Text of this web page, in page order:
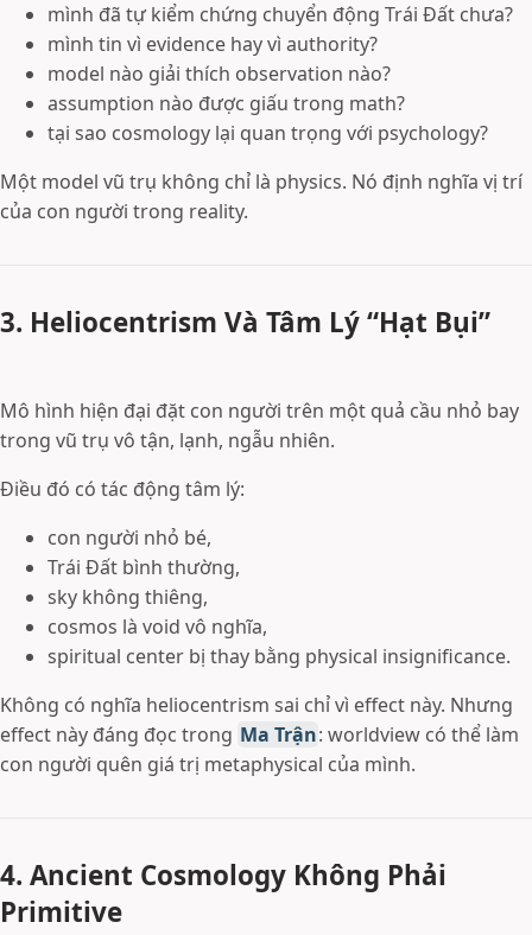
mình đã tự kiểm chứng chuyển động Trái Đất chưa?
mình tin vì evidence hay vì authority?
model nào giải thích observation nào?
assumption nào được giấu trong math?
tại sao cosmology lại quan trọng với psychology?
Một model vũ trụ không chỉ là physics. Nó định nghĩa vị trí
của con người trong reality.
3. Heliocentrism Và Tâm Lý “Hạt Bụi”
Mô hình hiện đại đặt con người trên một quả cầu nhỏ bay
trong vũ trụ vô tận, lạnh, ngẫu nhiên.
Điều đó có tác động tâm lý:
con người nhỏ bé,
Trái Đất bình thường,
sky không thiêng,
cosmos là void vô nghĩa,
spiritual center bị thay bằng physical insignificance.
Không có nghĩa heliocentrism sai chỉ vì effect này. Nhưng
effect này đáng đọc trong Ma Trận: worldview có thể làm
con người quên giá trị metaphysical của mình.
4. Ancient Cosmology Không Phải
Primitive